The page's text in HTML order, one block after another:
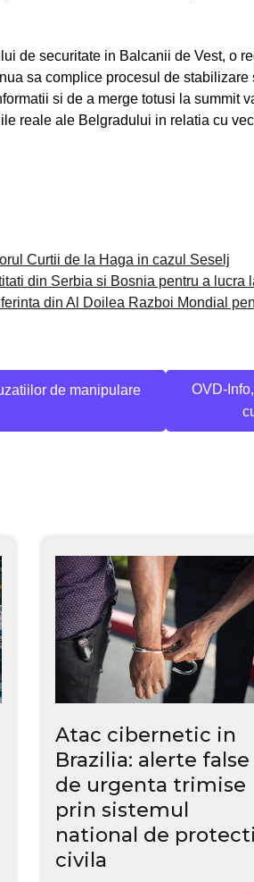
de securitate in Balcanii de Vest, o
sa complice procesul de
si de a merge totusi la summit
reale ale Belgradului in relatia cu
Curtii de la Haga in cazul Seselj
din Serbia si Bosnia pentru a lucra
din Al Doilea Razboi Mondial
de manipulare
OVD-
Atac cibernetic in
Brazilia: alerte false
de urgenta trimise
prin sistemul
national de
civila